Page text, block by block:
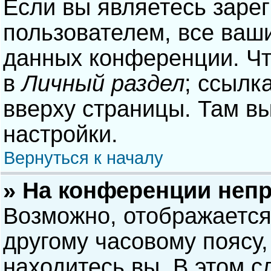
Если вы являетесь
пользователем, все
данных конференции.
вЛичный раздел;
вверху страницы. Там
настройки.
Вернуться к началу
» На конференции
Возможно,
другому часовому